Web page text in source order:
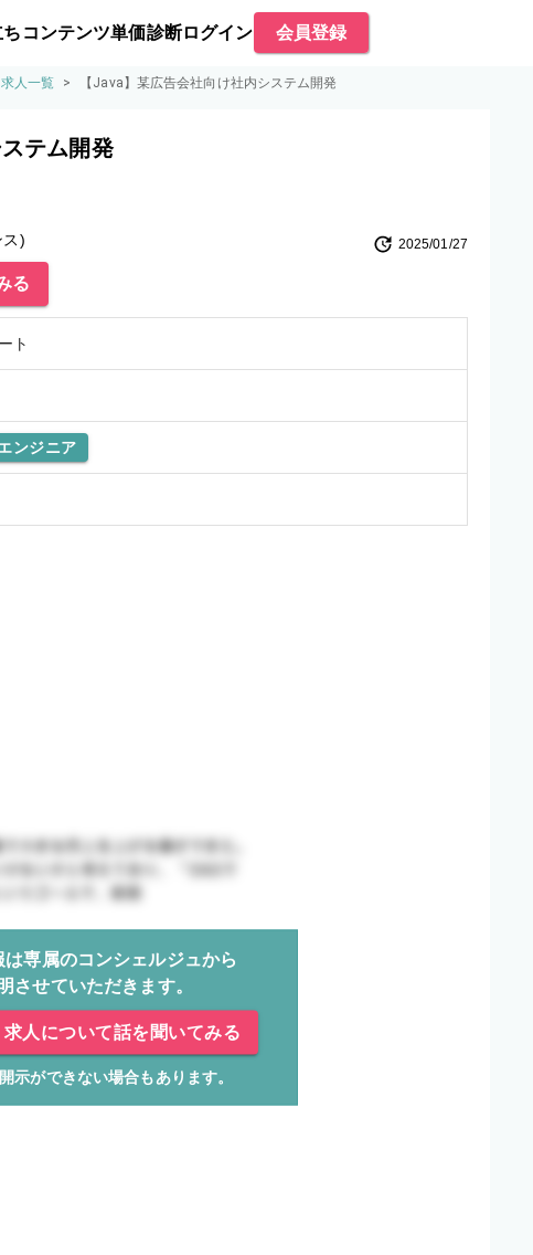
コンテンツ単価診断ログイン 会員登録
人一覧 > 【Java】某広告会社向け社内システム開発
テム開発
ス) 2025/01/27
る
ト
ンジニア
は専属のコンシェルジュから
させていただきます。
求人について話を聞いてみる
示ができない場合もあります。